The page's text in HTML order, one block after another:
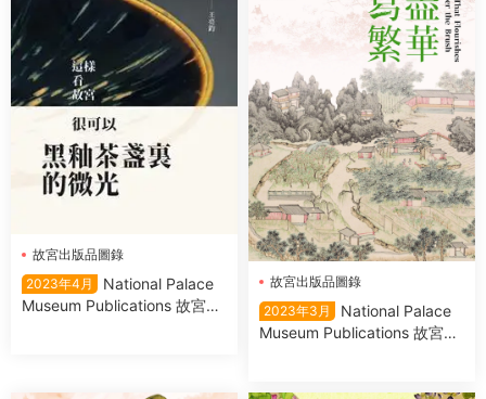
故宮出版品圖錄
2023年4月
National Palace
Museum Publications 故宮出
故宮出版品圖錄
2023年3月
National Palace
Museum Publications 故宮出